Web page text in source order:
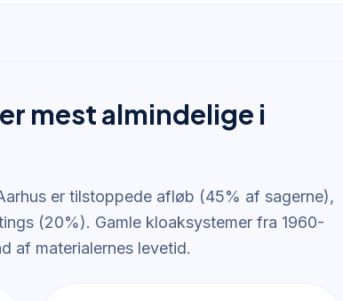
mest almindelige i
er tilstoppede afløb (45% af sagerne),
(20%). Gamle kloaksystemer fra 1960-
af materialernes levetid.